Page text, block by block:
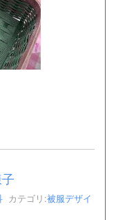
カテゴリ:被服デザイ